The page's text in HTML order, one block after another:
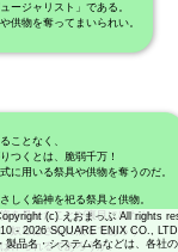
(c) えおまっぷ All rights
- 2026 SQUARE ENIX CO.,
製品名・システム名などは、各社
ージャリスト」である。
供物を奪ってまいられい。
ことなく、
つくとは、脆弱千万！
に用いる祭具や供物を奪うのだ。
しく焔神を祀る祭具と供物。
を見せたことが裏目に出たか。
奴らはさらに焦るであろう。
作られるであろうが、